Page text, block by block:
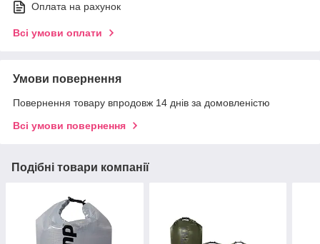
Оплата на рахунок
Всі умови оплати
Умови повернення
Повернення товару впродовж 14 днів за домовленістю
Всі умови повернення
Подібні товари компанії